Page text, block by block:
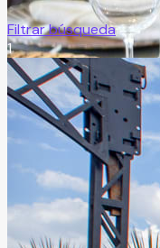
Filtrar búsqueda
1